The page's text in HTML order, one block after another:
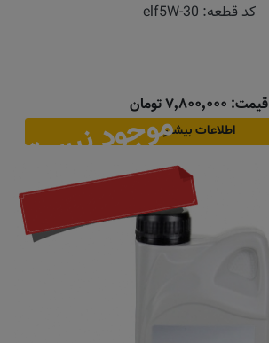
کد قطعه: elf5W-30
قیمت: ۷٬۸۰۰٬۰۰۰ تومان
اطلاعات بیشترموجود نیست